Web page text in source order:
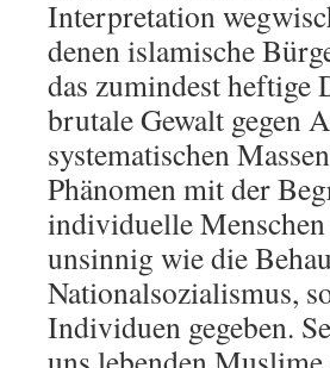
Interpretation
denen islamische
das zumindest
brutale Gewalt gegen
systematischen
Phänomen mit der
individuelle
unsinnig wie die
Nationalsozialismus,
Individuen gegeben.